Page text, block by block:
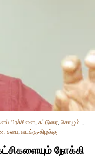
பிரச்சினை, கட்டுரை, கொழும்பு,
சபை, வடக்கு-கிழக்கு
நோக்கி